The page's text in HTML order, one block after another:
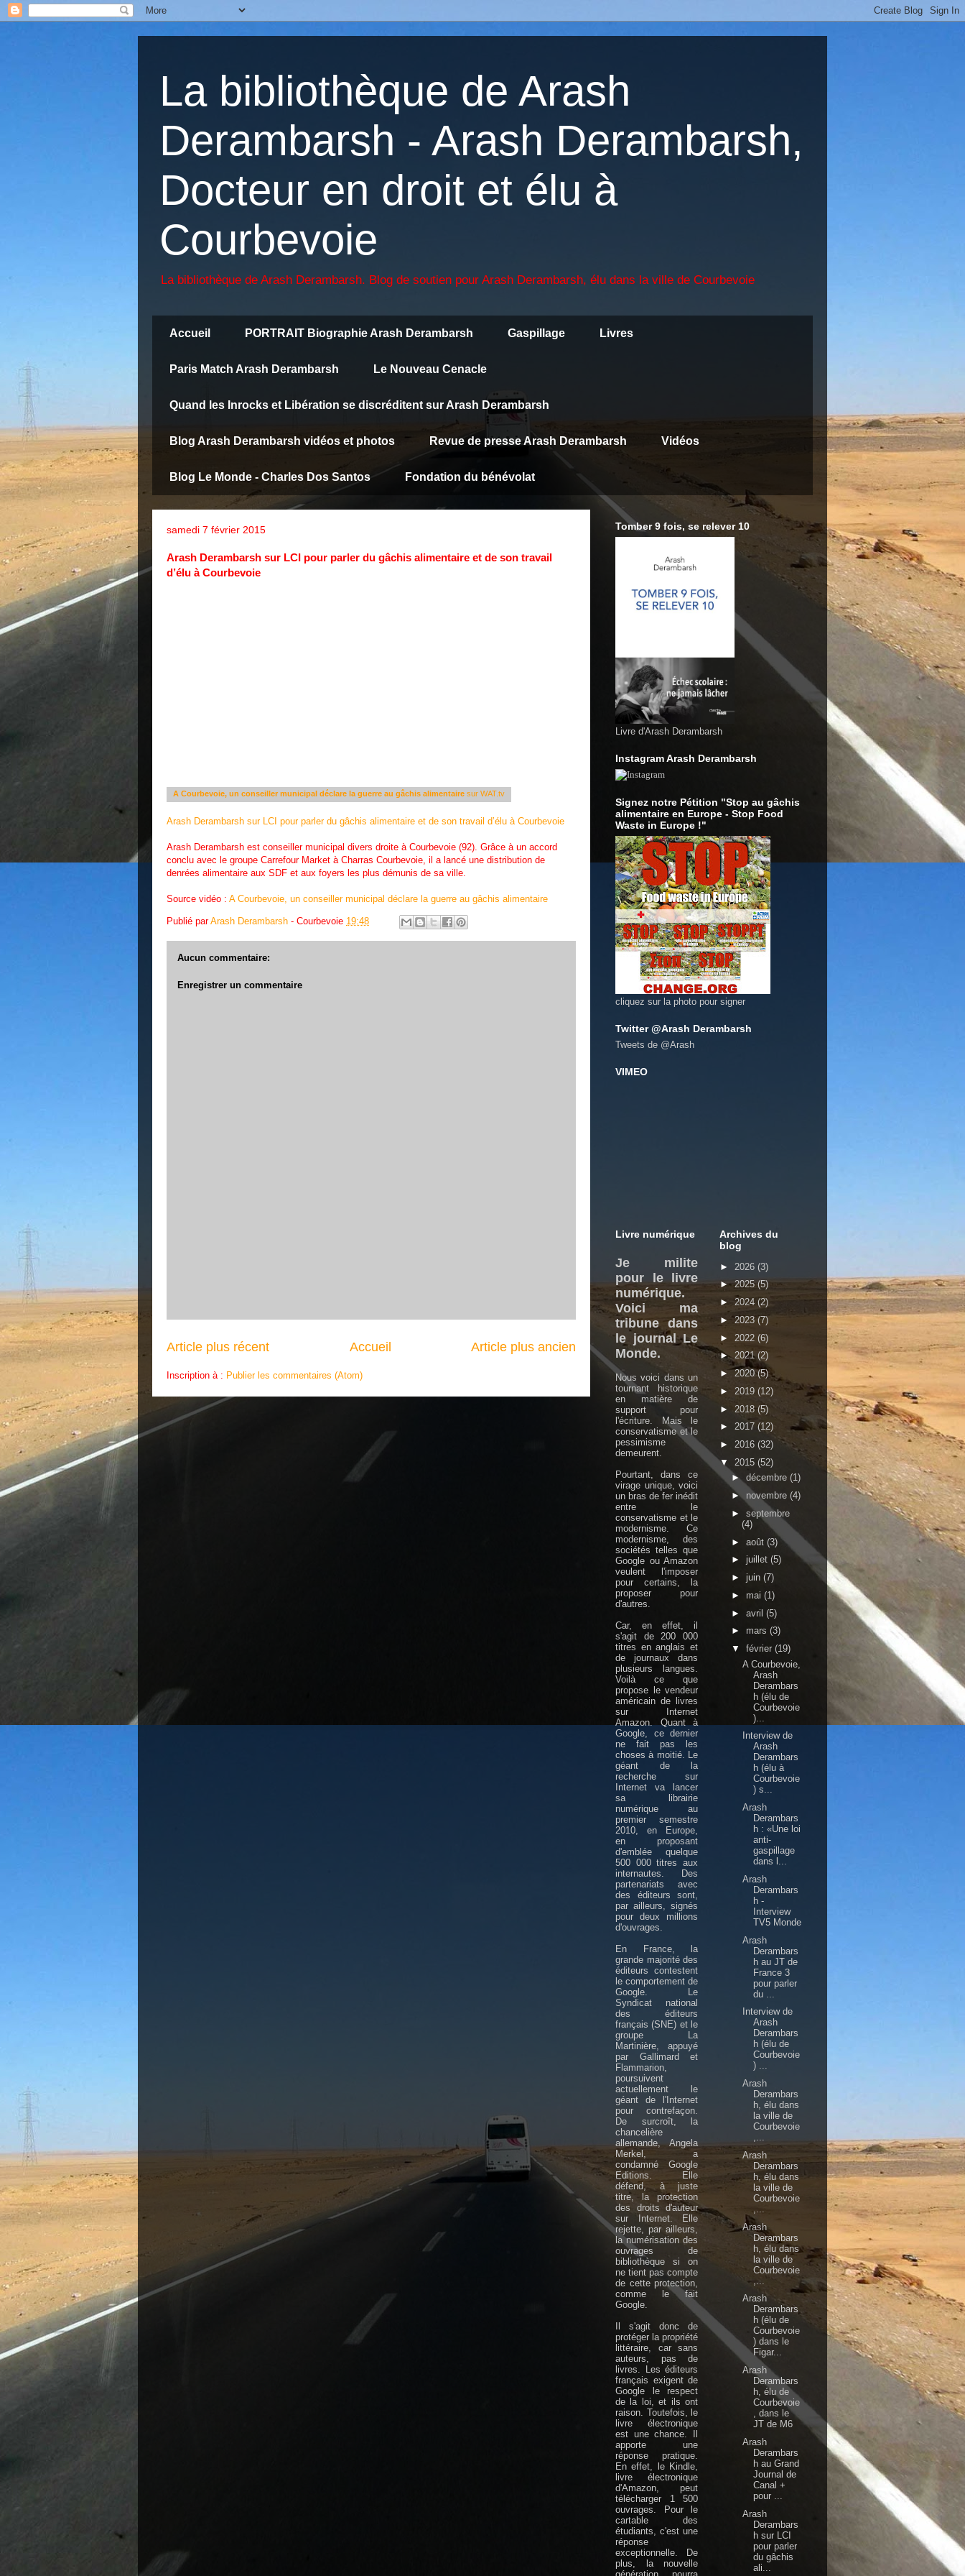
La bibliothèque de Arash
Derambarsh - Arash Derambarsh,
Docteur en droit et élu à
Courbevoie
La bibliothèque de Arash Derambarsh. Blog de soutien pour Arash Derambarsh, élu dans la ville de Courbevoie
Accueil PORTRAIT Biographie Arash Derambarsh Gaspillage Livres
Paris Match Arash Derambarsh Le Nouveau Cenacle
Quand les Inrocks et Libération se discréditent sur Arash Derambarsh
Blog Arash Derambarsh vidéos et photos Revue de presse Arash Derambarsh Vidéos
Blog Le Monde - Charles Dos Santos Fondation du bénévolat
samedi 7 février 2015
Arash Derambarsh sur LCI pour parler du gâchis alimentaire et de son travail
d’élu à Courbevoie
A Courbevoie, un conseiller municipal déclare la guerre au gâchis alimentaire sur WAT.tv
Arash Derambarsh sur LCI pour parler du gâchis alimentaire et de son travail d’élu à Courbevoie
Arash Derambarsh est conseiller municipal divers droite à Courbevoie (92). Grâce à un accord
conclu avec le groupe Carrefour Market à Charras Courbevoie, il a lancé une distribution de
denrées alimentaire aux SDF et aux foyers les plus démunis de sa ville.
Source vidéo : A Courbevoie, un conseiller municipal déclare la guerre au gâchis alimentaire
Publié parArash Derambarsh - Courbevoie 19:48
Aucun commentaire:
Enregistrer un commentaire
Article plus récent Article plus ancien
Accueil
Inscription à : Publier les commentaires (Atom)
Tomber 9 fois, se relever 10
Livre d'Arash Derambarsh
Instagram Arash Derambarsh
Signez notre Pétition "Stop au gâchis
alimentaire en Europe - Stop Food
Waste in Europe !"
cliquez sur la photo pour signer
Twitter @Arash Derambarsh
Tweets de @Arash
VIMEO
Livre numérique
Je milite
pour le livre
numérique.
Voici ma
tribune dans
le journal Le
Monde.
Nous voici dans un
tournant historique
en matière de
support pour
l'écriture. Mais le
conservatisme et le
pessimisme
demeurent.
Pourtant, dans ce
virage unique, voici
un bras de fer inédit
entre le
conservatisme et le
modernisme. Ce
modernisme, des
sociétés telles que
Google ou Amazon
veulent l'imposer
pour certains, la
proposer pour
d'autres.
Car, en effet, il
s'agit de 200 000
titres en anglais et
de journaux dans
plusieurs langues.
Voilà ce que
propose le vendeur
américain de livres
sur Internet
Amazon. Quant à
Google, ce dernier
ne fait pas les
choses à moitié. Le
géant de la
recherche sur
Internet va lancer
sa librairie
numérique au
premier semestre
2010, en Europe,
en proposant
d'emblée quelque
500 000 titres aux
internautes. Des
partenariats avec
des éditeurs sont,
par ailleurs, signés
pour deux millions
d'ouvrages.
En France, la
grande majorité des
éditeurs contestent
le comportement de
Google. Le
Syndicat national
des éditeurs
français (SNE) et le
groupe La
Martinière, appuyé
par Gallimard et
Flammarion,
poursuivent
actuellement le
géant de l'Internet
pour contrefaçon.
De surcroît, la
chancelière
allemande, Angela
Merkel, a
condamné Google
Editions. Elle
défend, à juste
titre, la protection
des droits d'auteur
sur Internet. Elle
rejette, par ailleurs,
la numérisation des
ouvrages de
bibliothèque si on
ne tient pas compte
de cette protection,
comme le fait
Google.
Il s'agit donc de
protéger la propriété
littéraire, car sans
auteurs, pas de
livres. Les éditeurs
français exigent de
Google le respect
de la loi, et ils ont
raison. Toutefois, le
livre électronique
est une chance. Il
apporte une
réponse pratique.
En effet, le Kindle,
livre électronique
d'Amazon, peut
télécharger 1 500
ouvrages. Pour le
cartable des
étudiants, c'est une
réponse
exceptionnelle. De
plus, la nouvelle
Archives du
blog
► 2026 (3)
►2025(5)
► 2024 (2)
►2023(7)
► 2022 (6)
► 2021 (2)
► 2020(5)
► 2019 (12)
► 2018 (5)
► 2017 (12)
► 2016 (32)
▼ 2015 (52)
► décembre (1)
► novembre (4)
► septembre
(4)
► août (3)
► juillet (5)
► juin (7)
► mai (1)
► avril (5)
► mars (3)
▼ février (19)
A Courbevoie,
Arash
Derambars
h (élu de
Courbevoie
)...
Interview de
Arash
Derambars
h (élu à
Courbevoie
) s...
Arash
Derambars
h : «Une loi
anti-
gaspillage
dans l...
Arash
Derambars
h -
Interview
TV5 Monde
Arash
Derambars
h au JT de
France 3
pour parler
du ...
Interview de
Arash
Derambars
h (élu de
Courbevoie
) ...
Arash
Derambars
h, élu dans
la ville de
Courbevoie
,...
Arash
Derambars
h, élu dans
la ville de
Courbevoie
Arash
Derambars
h, élu dans
la ville de
Courbevoie
Arash
Derambars
h (élu de
Courbevoie
) dans le
Figar...
Arash
Derambars
h, élu de
Courbevoie
, dans le
JT de M6
Arash
Derambars
h au Grand
Journal de
Canal +
pour ...
Arash
Derambars
h sur LCI
pour parler
du gâchis
ali...